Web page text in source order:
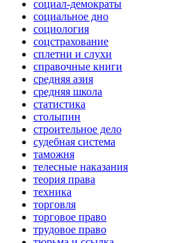
социал-демократы
социальное дно
социология
соцстрахование
сплетни и слухи
справочные книги
средняя азия
средняя школа
статистика
столыпин
строительное дело
судебная система
таможня
телесные наказания
теория права
техника
торговля
торговое право
трудовое право